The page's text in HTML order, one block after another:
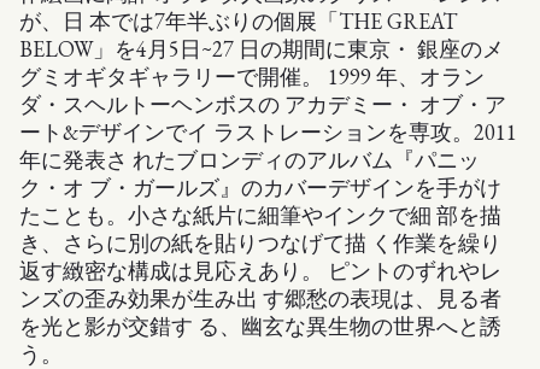
が、日 本では7年半ぶりの個展「THE GREAT
BELOW」を4月5日~27 日の期間に東京・ 銀座のメ
グミオギタギャラリーで開催。 1999 年、オラン
ダ・スヘルトーヘンボスの アカデミー・ オブ・ア
ート&デザインでイ ラストレーションを専攻。2011
年に発表さ れたブロンディのアルバム『パニッ
ク・オ ブ・ガールズ』のカバーデザインを手がけ
たことも。小さな紙片に細筆やインクで細 部を描
き、さらに別の紙を貼りつなげて描 く作業を繰り
返す緻密な構成は見応えあり。 ピントのずれやレ
ンズの歪み効果が生み出 す郷愁の表現は、見る者
を光と影が交錯す る、幽玄な異生物の世界へと誘
う。